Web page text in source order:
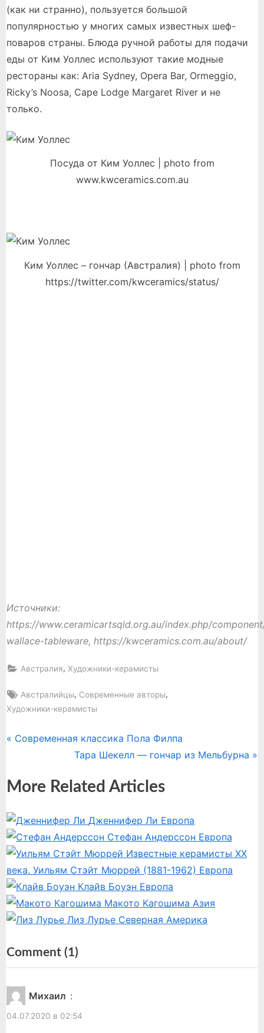
(как ни странно), пользуется большой
популярностью у многих самых известных шеф-
поваров страны. Блюда ручной работы для подачи
еды от Ким Уоллес используют такие модные
рестораны как: Aria Sydney, Opera Bar, Ormeggio,
Ricky’s Noosa, Cape Lodge Margaret River и не
только.
Посуда от Ким Уоллес | photo from
www.kwceramics.com.au
Ким Уоллес – гончар (Австралия) | photo from
https://twitter.com/kwceramics/status/
Источники:
https://www.ceramicartsqld.org.au/index.php/
wallace-tableware, https://kwceramics.com.au/about/
Австралия,Художники-керамисты
Tags:
Австралийцы, Современные авторы,
Художники-керамисты
Навигация
записям
P
v
o
u
s
P
o
s
t
Современная классика Пола Филпа
N
x
P
o
s
t
:
Тара Шекелл — гончар из Мельбурна
More Related Articles
Дженнифер Ли Европа
Стефан Андерссон Европа
Известные керамисты XX
века. Уильям Стэйт Мюррей (1881-1962) Европа
Клайв Боуэн Европа
Макото Кагошима Азия
Лиз Лурье Северная Америка
Comment (1)
“Ким
Михаил :
04.07.2020 в 02:54